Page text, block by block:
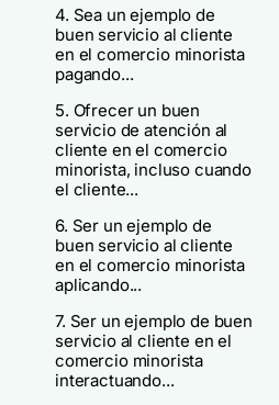
4. Sea un ejemplo de
buen servicio al cliente
en el comercio minorista
pagando...
5. Ofrecer un buen
servicio de atención al
cliente en el comercio
minorista, incluso cuando
el cliente...
6. Ser un ejemplo de
buen servicio al cliente
en el comercio minorista
aplicando...
7. Ser un ejemplo de buen
servicio al cliente en el
comercio minorista
interactuando...